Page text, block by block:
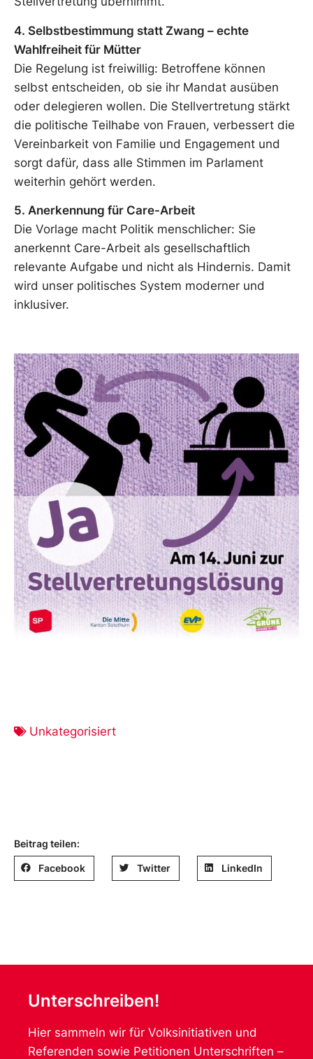
4. Selbstbestimmung statt Zwang – echte
Wahlfreiheit für Mütter
Die Regelung ist freiwillig: Betroffene können
selbst entscheiden, ob sie ihr Mandat ausüben
oder delegieren wollen. Die Stellvertretung stärkt
die politische Teilhabe von Frauen, verbessert die
Vereinbarkeit von Familie und Engagement und
sorgt dafür, dass alle Stimmen im Parlament
weiterhin gehört werden.
5. Anerkennung für Care-Arbeit
Die Vorlage macht Politik menschlicher: Sie
anerkennt Care-Arbeit als gesellschaftlich
relevante Aufgabe und nicht als Hindernis. Damit
wird unser politisches System moderner und
inklusiver.
Unkategorisiert
Beitrag teilen:
Facebook Twitter LinkedIn
Unterschreiben!
Hier sammeln wir für Volksinitiativen und
Referenden sowie Petitionen Unterschriften –